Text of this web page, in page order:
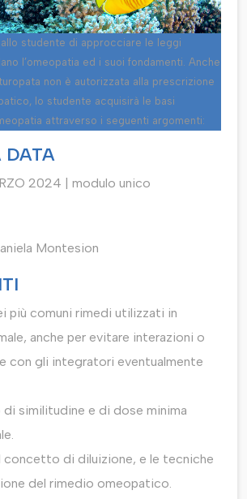
allo studente di approcciare le leggi
l’omeopatia ed i suoi fondamenti. Anche
non è autorizzata alla prescrizione
lo studente acquisirà le basi
attraverso i seguenti argomenti:
DATA
2024 | modulo unico
Montesion
più comuni rimedi utilizzati in
anche per evitare interazioni o
con gli integratori eventualmente
similitudine e di dose minima
concetto di diluizione, e le tecniche
del rimedio omeopatico.